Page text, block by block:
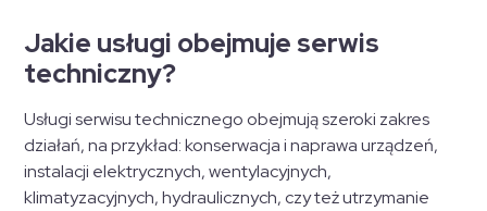
Jakie usługi obejmuje serwis
techniczny?
Usługi serwisu technicznego obejmują szeroki zakres
działań, na przykład: konserwacja i naprawa urządzeń,
instalacji elektrycznych, wentylacyjnych,
klimatyzacyjnych, hydraulicznych, czy też utrzymanie